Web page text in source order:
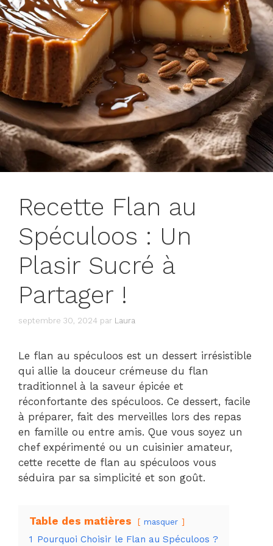
Recette Flan au
Spéculoos : Un
Plasir Sucré à
Partager !
septembre 30, 2024 par Laura
Le flan au spéculoos est un dessert irrésistible
qui allie la douceur crémeuse du flan
traditionnel à la saveur épicée et
réconfortante des spéculoos. Ce dessert, facile
à préparer, fait des merveilles lors des repas
en famille ou entre amis. Que vous soyez un
chef expérimenté ou un cuisinier amateur,
cette recette de flan au spéculoos vous
séduira par sa simplicité et son goût.
Table des matières masquer
1 Pourquoi Choisir le Flan au Spéculoos ?